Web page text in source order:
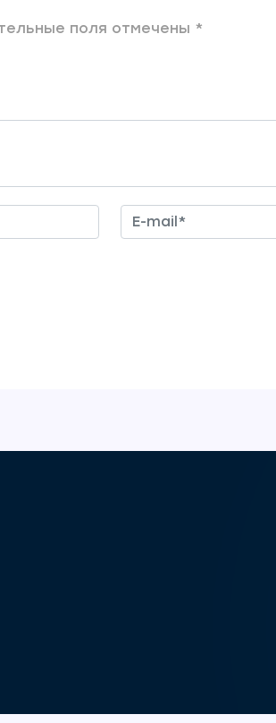
поля отмечены *